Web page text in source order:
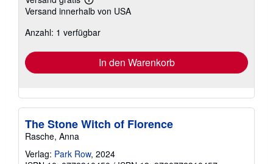
Weitere
Informationen
Versandkosten
Versand innerhalb von USA
Anzahl: 1 verfügbar
In den Warenkorb
The Stone Witch of Florence
Rasche, Anna
Verlag: Park Row, 2024